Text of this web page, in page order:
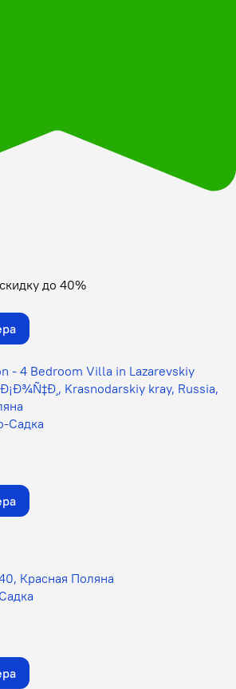
до 40%
- 4 Bedroom Villa in Lazarevskiy
Krasnodarskiy kray, Russia,
Садка
Красная Поляна